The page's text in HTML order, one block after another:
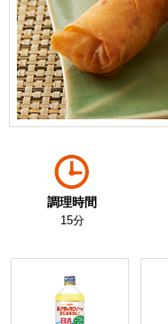
調理時間
15分